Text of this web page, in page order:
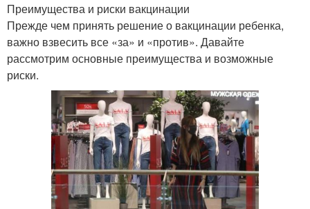
Преимущества и риски вакцинации
Прежде чем принять решение о вакцинации ребенка,
важно взвесить все «за» и «против». Давайте
рассмотрим основные преимущества и возможные
риски.